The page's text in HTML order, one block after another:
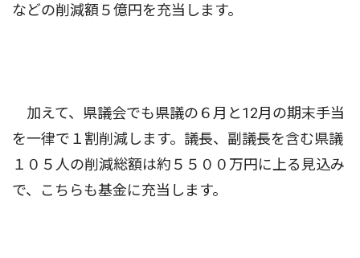
などの削減額５億円を充当します。
加えて、県議会でも県議の６月と12月の期末手当
を一律で１割削減します。議長、副議長を含む県議
１０５人の削減総額は約５５００万円に上る見込み
で、こちらも基金に充当します。